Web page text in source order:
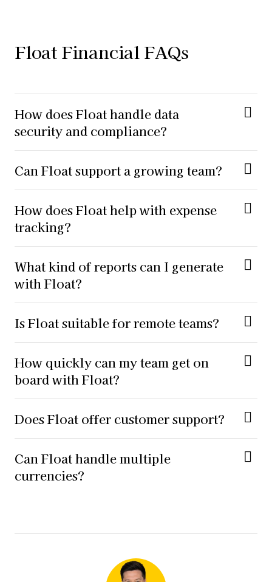
Float Financial FAQs
How does Float handle data
security and compliance?
Can Float support a growing team?
How does Float help with expense
tracking?
What kind of reports can I generate
with Float?
Is Float suitable for remote teams?
How quickly can my team get on
board with Float?
Does Float offer customer support?
Can Float handle multiple
currencies?